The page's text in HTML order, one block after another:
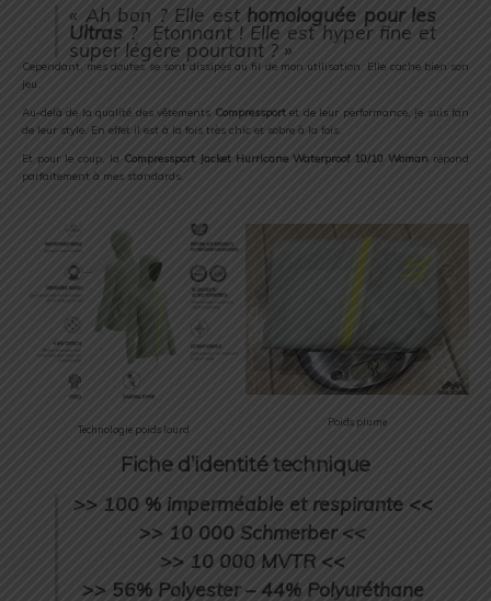
« Ah bon ? Elle est homologuée pour les
Ultras ? Etonnant ! Elle est hyper fine et
super légère pourtant ? »
Cependant, mes doutes se sont dissipés au fil de mon utilisation. Elle cache bien son
jeu.
Au-delà de la qualité des vêtements Compressportet de leur performance, je suis fan
de leur style. En effet il est à la fois très chic et sobre à la fois.
Et pour le coup, la Compressport Jacket Hurricane Waterproof 10/10 Woman répond
parfaitement à mes standards.
Technologie poids lourd
Poids plume
Fiche d’identité technique
>> 100 % imperméable et respirante <<
>> 10 000 Schmerber <<
>> 10 000 MVTR <<
>> 56% Polyester – 44% Polyuréthane